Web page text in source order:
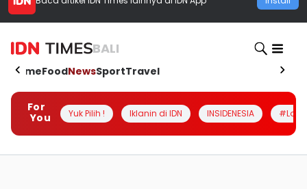
BALI
HomeFoodNewsSportTravel
For
You
Yuk Pilih ! Iklanin di IDN INSIDENESIA